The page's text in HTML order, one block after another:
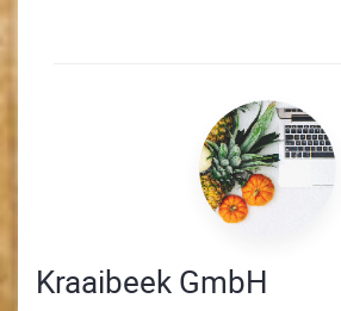
Kraaibeek GmbH